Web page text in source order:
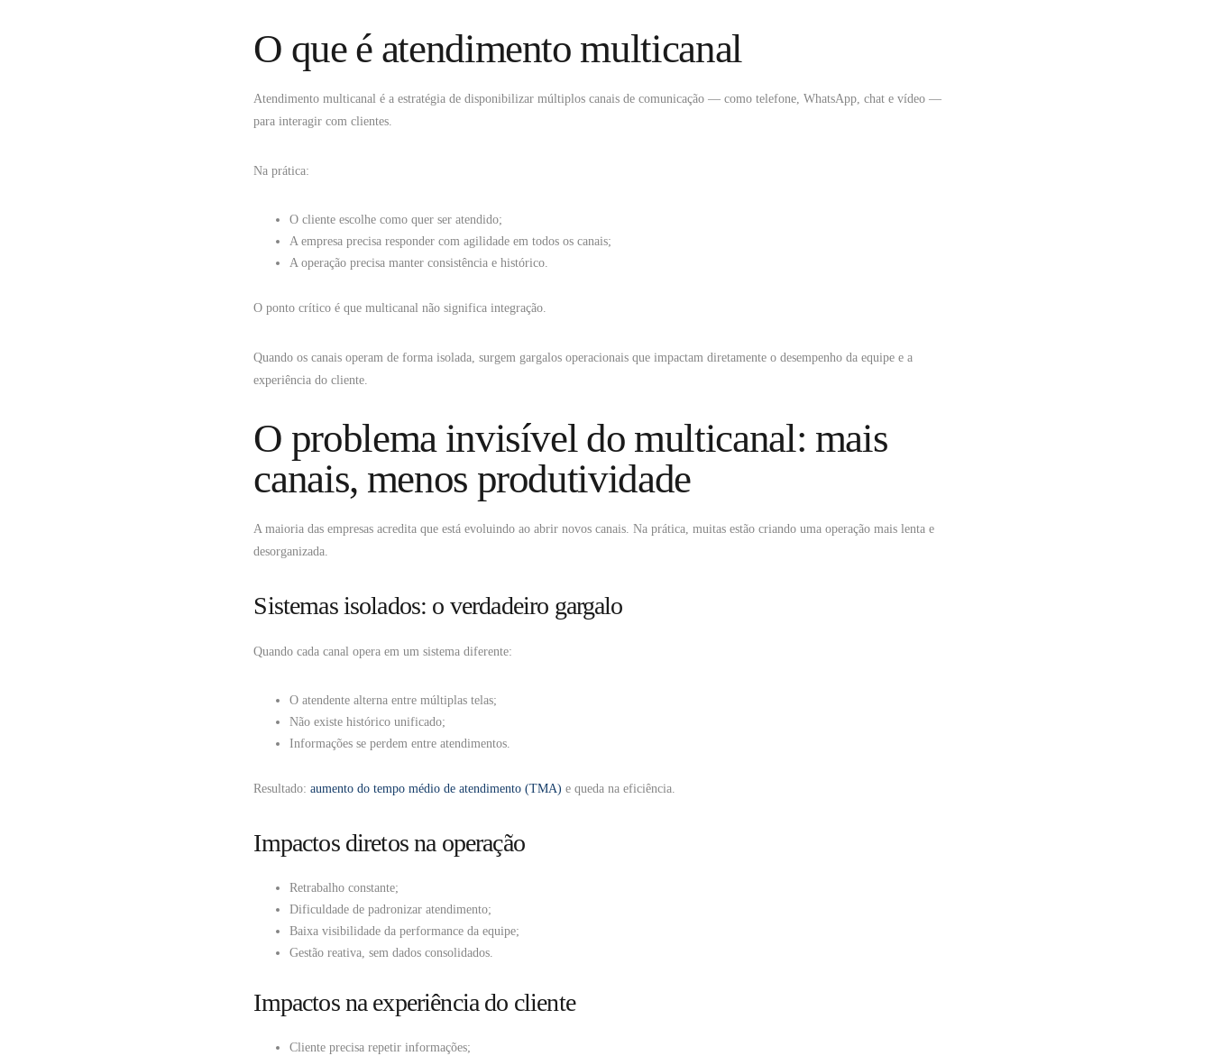
O que é atendimento multicanal
Atendimento multicanal é a estratégia de disponibilizar múltiplos canais de comunicação — como telefone, WhatsApp, chat e vídeo —
para interagir com clientes.
Na prática:
O cliente escolhe como quer ser atendido;
A empresa precisa responder com agilidade em todos os canais;
A operação precisa manter consistência e histórico.
O ponto crítico é que multicanal não significa integração.
Quando os canais operam de forma isolada, surgem gargalos operacionais que impactam diretamente o desempenho da equipe e a
experiência do cliente.
O problema invisível do multicanal: mais
canais, menos produtividade
A maioria das empresas acredita que está evoluindo ao abrir novos canais. Na prática, muitas estão criando uma operação mais lenta e
desorganizada.
Sistemas isolados: o verdadeiro gargalo
Quando cada canal opera em um sistema diferente:
O atendente alterna entre múltiplas telas;
Não existe histórico unificado;
Informações se perdem entre atendimentos.
Resultado:aumento do tempo médio de atendimento (TMA) e queda na eficiência.
Impactos diretos na operação
Retrabalho constante;
Dificuldade de padronizar atendimento;
Baixa visibilidade da performance da equipe;
Gestão reativa, sem dados consolidados.
Impactos na experiência do cliente
Cliente precisa repetir informações;